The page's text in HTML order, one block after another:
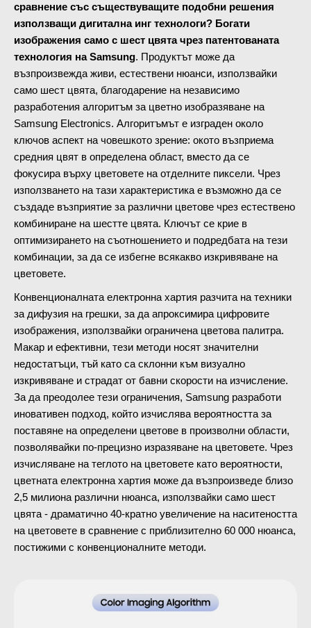
сравнение със съществуващите подобни решения
използващи дигитална инг технологи? Богати
изображения само с шест цвята чрез патентованата
технология на Samsung. Продуктът може да
възпроизвежда живи, естествени нюанси, използвайки
само шест цвята, благодарение на независимо
разработения алгоритъм за цветно изобразяване на
Samsung Electronics. Алгоритъмът е изграден около
ключов аспект на човешкото зрение: окото възприема
средния цвят в определена област, вместо да се
фокусира върху цветовете на отделните пиксели. Чрез
използването на тази характеристика е възможно да се
създаде възприятие за различни цветове чрез естествено
комбиниране на шестте цвята. Ключът се крие в
оптимизирането на съотношението и подредбата на тези
комбинации, за да се избегне всякакво изкривяване на
цветовете.
Конвенционалната електронна хартия разчита на техники
за дифузия на грешки, за да апроксимира цифровите
изображения, използвайки ограничена цветова палитра.
Макар и ефективни, тези методи носят значителни
недостатъци, тъй като са склонни към визуално
изкривяване и страдат от бавни скорости на изчисление.
За да преодолее тези ограничения, Samsung разработи
иновативен подход, който изчислява вероятността за
поставяне на определени цветове в произволни области,
позволявайки по-прецизно изразяване на цветовете. Чрез
изчисляване на теглото на цветовете като вероятности,
цветната електронна хартия може да възпроизведе близо
2,5 милиона различни нюанса, използвайки само шест
цвята - драматично 40-кратно увеличение на наситеността
на цветовете в сравнение с приблизително 60 000 нюанса,
постижими с конвенционалните методи.